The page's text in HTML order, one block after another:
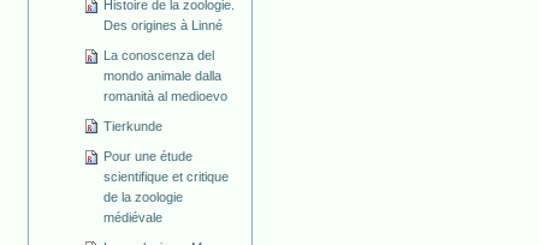
Histoire de la zoologie.
Des origines à Linné
La conoscenza del
mondo animale dalla
romanità al medioevo
Tierkunde
Pour une étude
scientifique et critique
de la zoologie
médiévale